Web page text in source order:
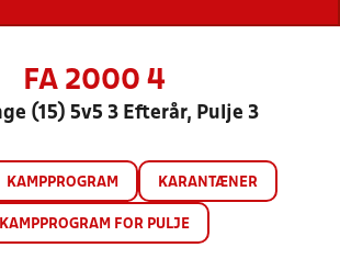
FA 2000 4
(15) 5v5 3 Efterår, Pulje 3
KAMPPROGRAM KARANTÆNER
KAMPPROGRAM FOR PULJE